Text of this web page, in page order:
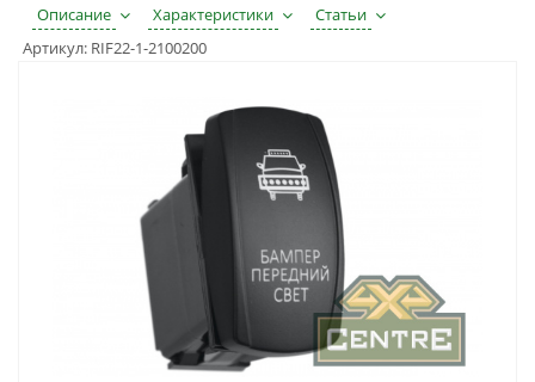
Описание Характеристики
Статьи
Артикул: RIF22-1-2100200